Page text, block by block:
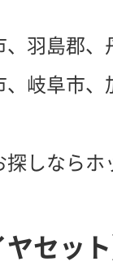
羽島郡
岐阜市
しなら
ヤセ